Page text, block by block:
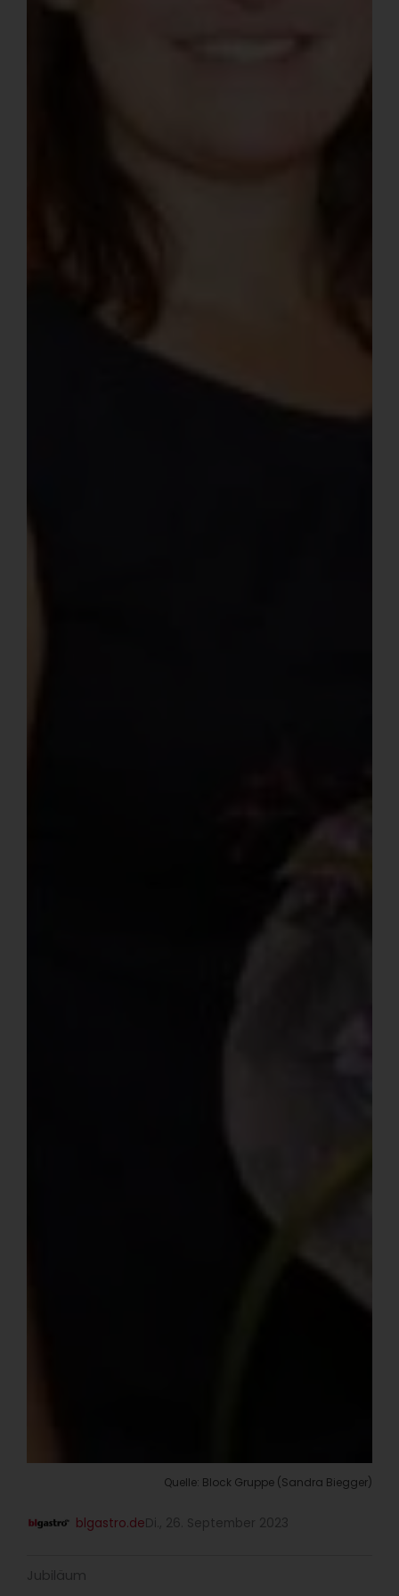
Quelle: Block Gruppe (Sandra Biegger)
blgastro.deDi., 26. September 2023
Jubiläum